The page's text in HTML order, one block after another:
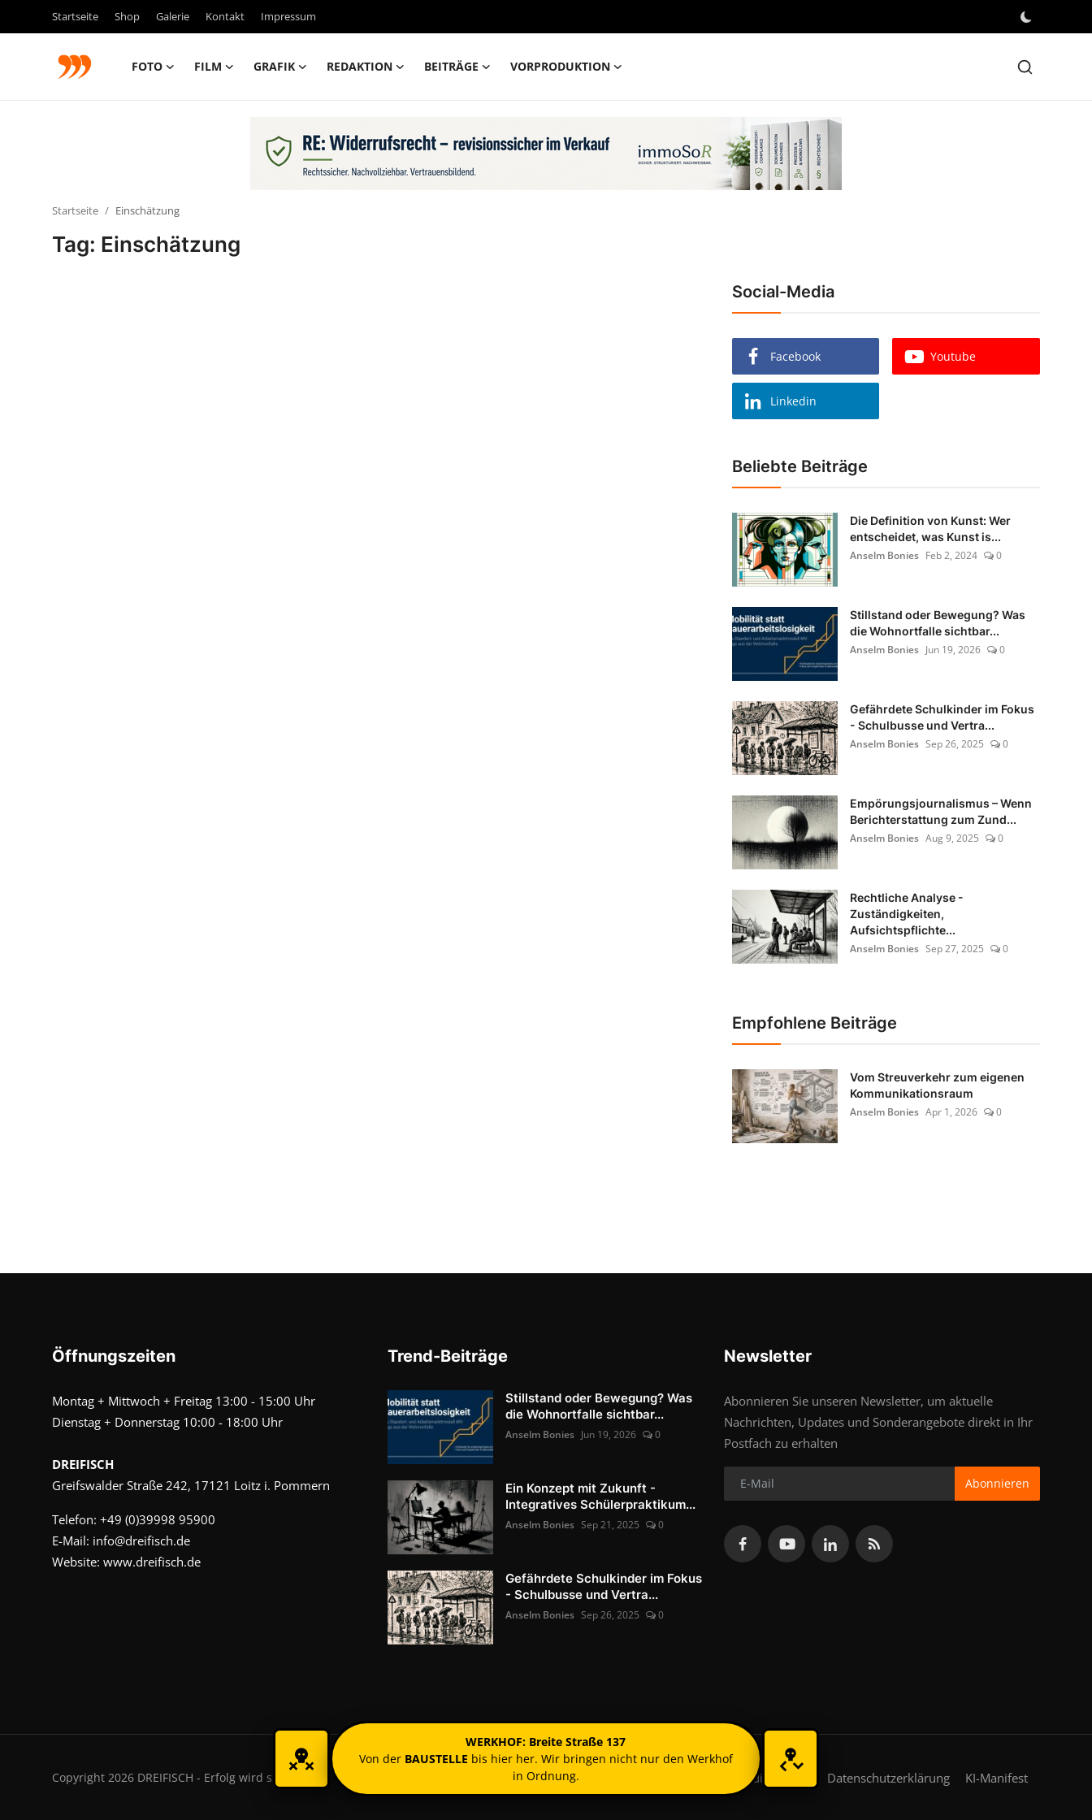
Startseite Shop Galerie Kontakt Impressum
FOTO FILM GRAFIK REDAKTION BEITRÄGE VORPRODUKTION
Startseite Einschätzung
Tag: Einschätzung
Social-Media
Facebook Youtube
Linkedin
Beliebte Beiträge
Die Definition von Kunst: Wer
entscheidet, was Kunst is...
Anselm Bonies Feb 2, 2024 0
Stillstand oder Bewegung? Was
die Wohnortfalle sichtbar...
Anselm Bonies Jun 19, 2026 0
Gefährdete Schulkinder im Fokus
- Schulbusse und Vertra...
Anselm Bonies Sep 26, 2025 0
Empörungsjournalismus – Wenn
Berichterstattung zum Zund...
Anselm Bonies Aug 9, 2025 0
Rechtliche Analyse -
Zuständigkeiten,
Aufsichtspflichte...
Anselm Bonies Sep 27, 2025 0
Empfohlene Beiträge
Vom Streuverkehr zum eigenen
Kommunikationsraum
Anselm Bonies Apr 1, 2026 0
Öffnungszeiten
Montag + Mittwoch + Freitag 13:00 - 15:00 Uhr
Dienstag + Donnerstag 10:00 - 18:00 Uhr
DREIFISCH
Greifswalder Straße 242, 17121 Loitz i. Pommern
Telefon: +49 (0)39998 95900
E-Mail: info@dreifisch.de
Website: www.dreifisch.de
Trend-Beiträge
Stillstand oder Bewegung? Was
die Wohnortfalle sichtbar...
Anselm Bonies Jun 19, 2026 0
Ein Konzept mit Zukunft -
Integratives Schülerpraktikum...
Anselm Bonies Sep 21, 2025 0
Gefährdete Schulkinder im Fokus
- Schulbusse und Vertra...
Anselm Bonies Sep 26, 2025 0
Newsletter
Abonnieren Sie unseren Newsletter, um aktuelle
Nachrichten, Updates und Sonderangebote direkt in Ihr
Postfach zu erhalten
Abonnieren
Copyright 2026 DREIFISCH - Erfolg wird sichtbar. Nutzungsbedingungen Datenschutzerklärung KI-Manifest
WERKHOF: Breite Straße 137
Von der BAUSTELLE bis hier her. Wir bringen nicht nur den Werkhof
in Ordnung.